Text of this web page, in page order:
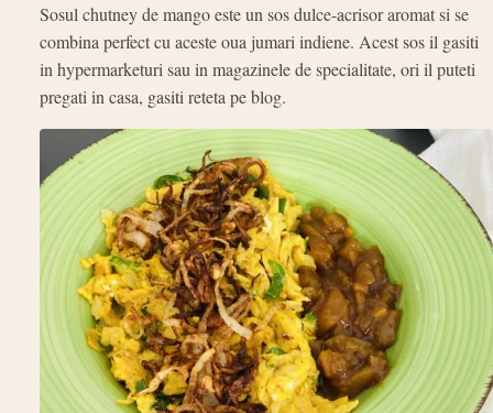
Sosul chutney de mango este un sos dulce-acrisor aromat si se
combina perfect cu aceste oua jumari indiene. Acest sos il gasiti
in hypermarketuri sau in magazinele de specialitate, ori il puteti
pregati in casa, gasiti reteta pe blog.